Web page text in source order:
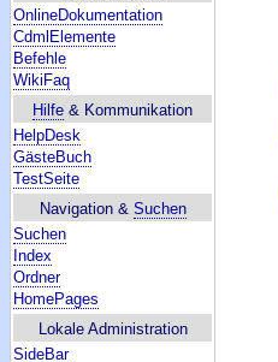
OnlineDokumentation
CdmlElemente
Befehle
WikiFaq
Hilfe & Kommunikation
HelpDesk
GästeBuch
TestSeite
Navigation & Suchen
Suchen
Index
Ordner
HomePages
Lokale Administration
SideBar